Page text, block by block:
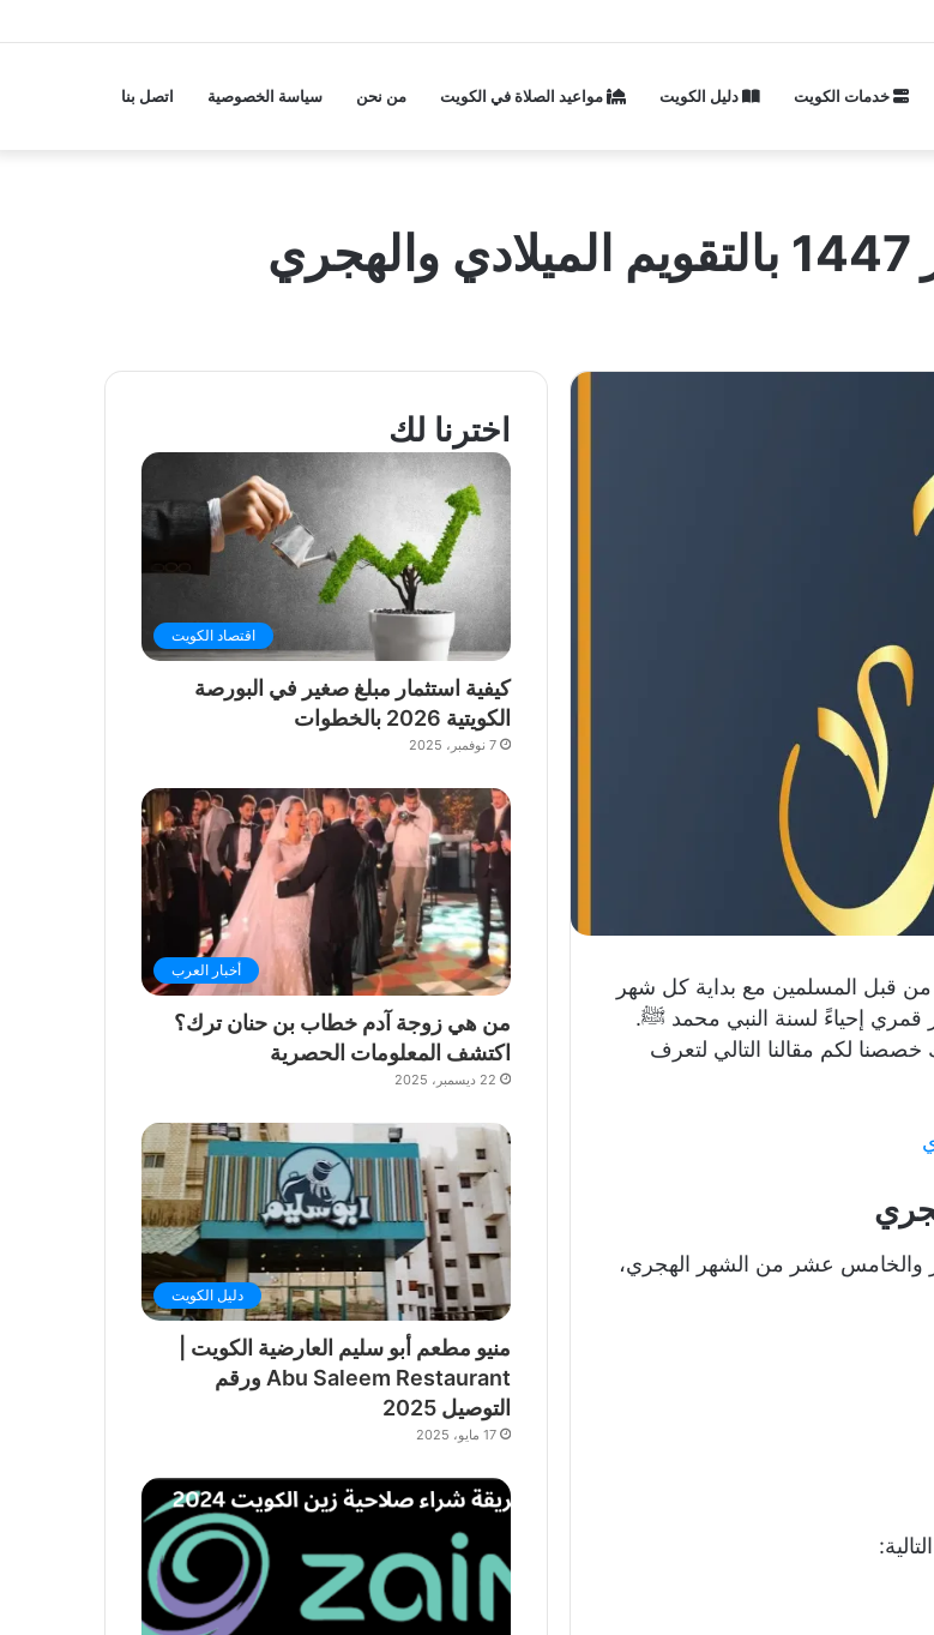
خدمات الكويت دليل الكويت مواعيد الصلاة في الكويت من نحن سياسة الخصوصية اتصل بنا
البحث عنها من قبل المسلمين مع بداية كل شهر
قمري إحياءً لسنة النبي محمد ﷺ.
لكم مقالنا التالي لتعرف
والخامس عشر من الشهر الهجري،
اخترنا لك
اقتصاد الكويت
كيفية استثمار مبلغ صغير في البورصة
الكويتية 2026 بالخطوات
7 نوفمبر، 2025
أخبار العرب
من هي زوجة آدم خطاب بن حنان ترك؟
اكتشف المعلومات الحصرية
22 ديسمبر، 2025
دليل الكويت
منيو مطعم أبو سليم العارضية الكويت |
Abu Saleem Restaurant ورقم
التوصيل 2025
17 مايو، 2025